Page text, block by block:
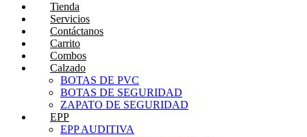
Tienda
Servicios
Contáctanos
Carrito
Combos
Calzado
BOTAS DE PVC
BOTAS DE SEGURIDAD
ZAPATO DE SEGURIDAD
EPP
EPP AUDITIVA